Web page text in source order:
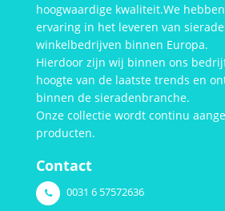
hoogwaardige kwaliteit.We
ervaring in het leveren van
winkelbedrijven binnen Europa.
Hierdoor zijn wij binnen ons
hoogte van de laatste trends en
binnen de sieradenbranche.
Onze collectie wordt continu
producten.
Contact
0031 6 57572636